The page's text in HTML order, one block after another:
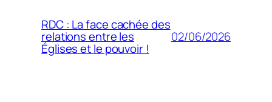
RDC : La face cachée des
relations entre les
Églises et le pouvoir !
02/06/2026